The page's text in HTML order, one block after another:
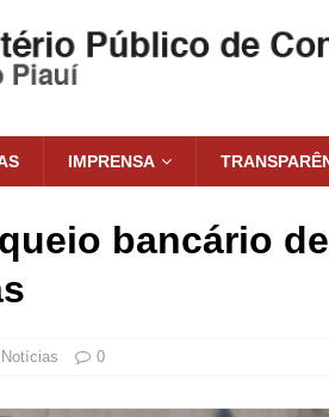
IMPRENSA
bancário
Notícias 0